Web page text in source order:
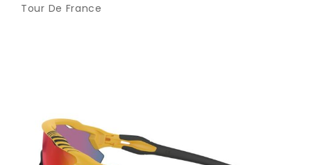
Tour De France